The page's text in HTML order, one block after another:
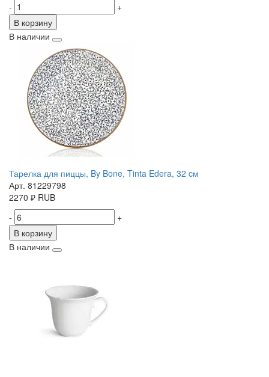
-
+
В корзину
В наличии
Тарелка для пиццы, By Bone, Tinta Edera, 32 cм
Арт. 81229798
2270 ₽ RUB
-
+
В корзину
В наличии